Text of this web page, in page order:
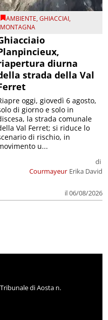
AMBIENTE,GHIACCIAI,
MONTAGNA
diurna
strada della Val
Courmayeur
di
Erika David
il 06/08/2026
oggi, giovedì 6 agosto,
di giorno e solo in
la strada comunale
Val Ferret; si riduce lo
di rischio, in
u...
di Aosta n.